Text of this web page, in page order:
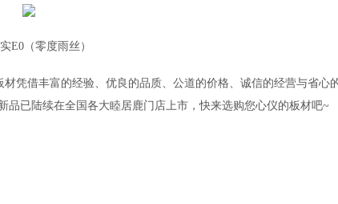
E0（零度雨丝）
凭借丰富的经验、优良的品质、公道的价格、诚信的经营与省心
已陆续在全国各大睦居鹿门店上市，快来选购您心仪的板材吧~